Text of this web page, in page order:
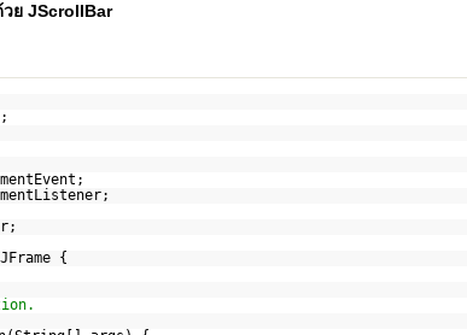
ย JScrollBar
JFrame {